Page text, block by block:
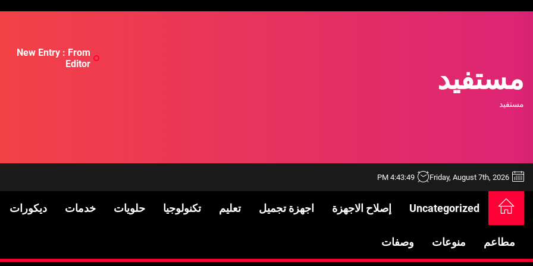
مستفيد
مستفيد
New Entry : From
Editor
Friday, August 7th, 2026
4:43:49 PM
Uncategorized إصلاح الاجهزة اجهزة تجميل تعليم تكنولوجيا حلويات خدمات ديكورات
مطاعم منوعات وصفات
خدمات شركة الجوهرة كلين المتميزة